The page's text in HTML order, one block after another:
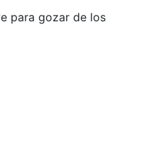
para gozar de los